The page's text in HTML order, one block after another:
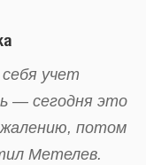
учет
— сегодня это
потом
Метелев.